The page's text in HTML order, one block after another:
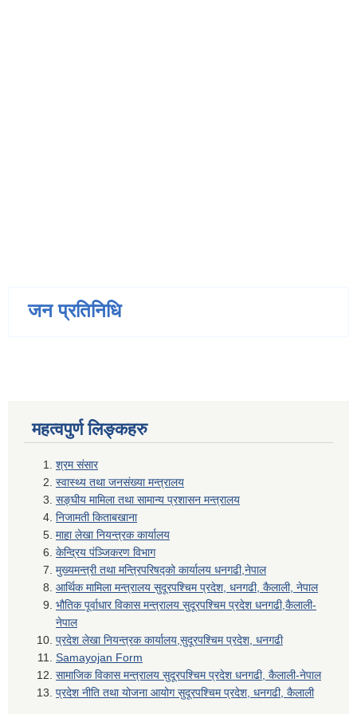
जन प्रतिनिधि
महत्वपुर्ण लिङ्कहरु
श्रम संसार
स्वास्थ्य तथा जनसंख्या मन्त्रालय
सङ्घीय मामिला तथा सामान्य प्रशासन मन्त्रालय
निजामती किताबखाना
माहा लेखा नियन्त्रक कार्यालय
केन्द्रिय पंञ्जिकरण विभाग
मुख्यमन्त्री तथा मन्त्रिपरिषद्को कार्यालय धनगढी,नेपाल
आर्थिक मामिला मन्त्रालय सुदूरपश्चिम प्रदेश, धनगढी, कैलाली, नेपाल
भौतिक पूर्वाधार विकास मन्त्रालय सुदूरपश्चिम प्रदेश धनगढी,कैलाली-
नेपाल
प्रदेश लेखा नियन्त्रक कार्यालय,सुदूरपश्चिम प्रदेश, धनगढी
Samayojan Form
सामाजिक विकास मन्त्रालय सुदूरपश्चिम प्रदेश धनगढी, कैलाली-नेपाल
प्रदेश नीति तथा योजना आयोग सुदूरपश्चिम प्रदेश, धनगढी, कैलाली